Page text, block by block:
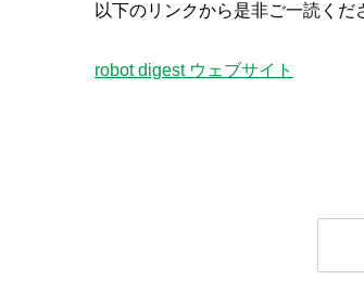
以下のリンクから是非ご一読くだ
robot digest ウェブサイト